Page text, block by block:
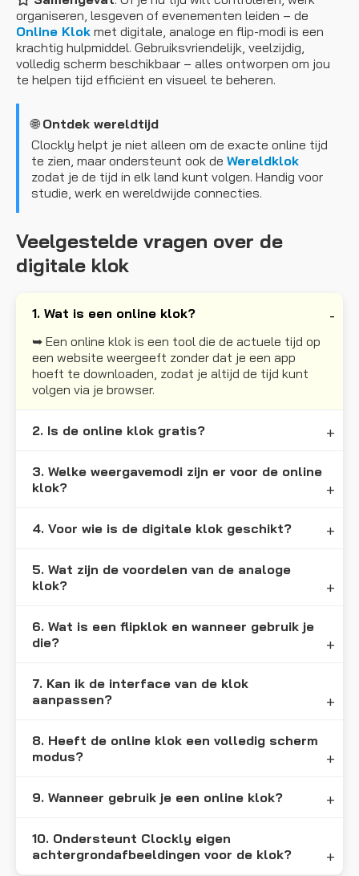
organiseren, lesgeven of evenementen leiden – de
Online Klok met digitale, analoge en flip-modi is een
krachtig hulpmiddel. Gebruiksvriendelijk, veelzijdig,
volledig scherm beschikbaar – alles ontworpen om jou
te helpen tijd efficiënt en visueel te beheren.
🌐 Ontdek wereldtijd
Clockly helpt je niet alleen om de exacte online tijd
te zien, maar ondersteunt ook de Wereldklok
zodat je de tijd in elk land kunt volgen. Handig voor
studie, werk en wereldwijde connecties.
Veelgestelde vragen over de
digitale klok
1. Wat is een online klok?
➥ Een online klok is een tool die de actuele tijd op
een website weergeeft zonder dat je een app
hoeft te downloaden, zodat je altijd de tijd kunt
volgen via je browser.
2. Is de online klok gratis?
3. Welke weergavemodi zijn er voor de online
klok?
4. Voor wie is de digitale klok geschikt?
5. Wat zijn de voordelen van de analoge
klok?
6. Wat is een flipklok en wanneer gebruik je
die?
7. Kan ik de interface van de klok
aanpassen?
8. Heeft de online klok een volledig scherm
modus?
9. Wanneer gebruik je een online klok?
10. Ondersteunt Clockly eigen
achtergrondafbeeldingen voor de klok?